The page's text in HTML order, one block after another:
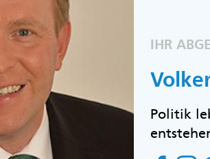
IHR
Politik